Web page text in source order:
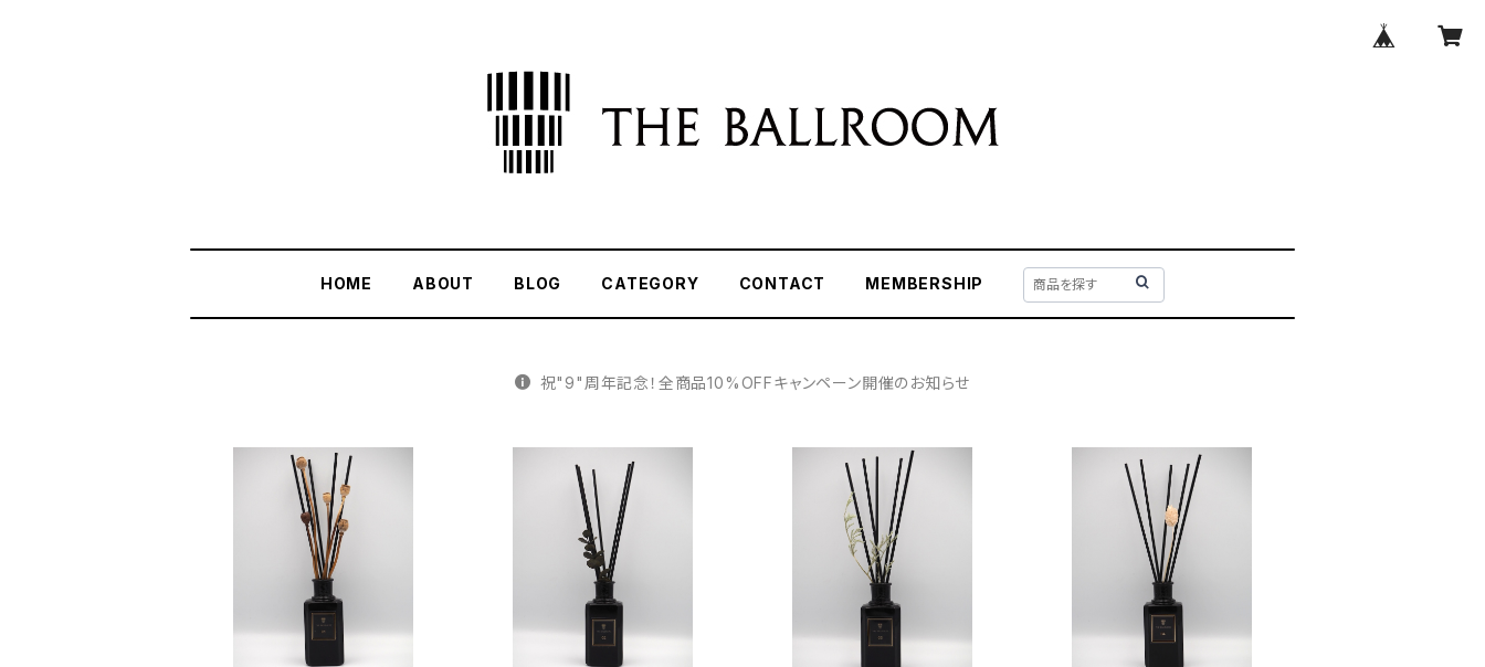
HOME ABOUT BLOG CATEGORY CONTACT MEMBERSHIP
祝"9"周年記念！全商品10%OFFキャンペーン開催のお知らせ